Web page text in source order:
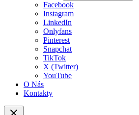
Facebook
Instagram
LinkedIn
Onlyfans
Pinterest
Snapchat
TikTok
X (Twitter)
YouTube
O Nás
Kontakty